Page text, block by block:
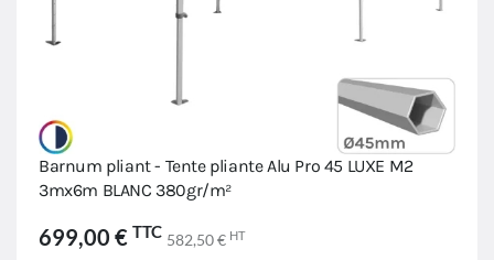
Barnum pliant - Tente pliante Alu Pro 45 LUXE M2
3mx6m BLANC 380gr/m²
699,00 € TTC 582,50 € HT